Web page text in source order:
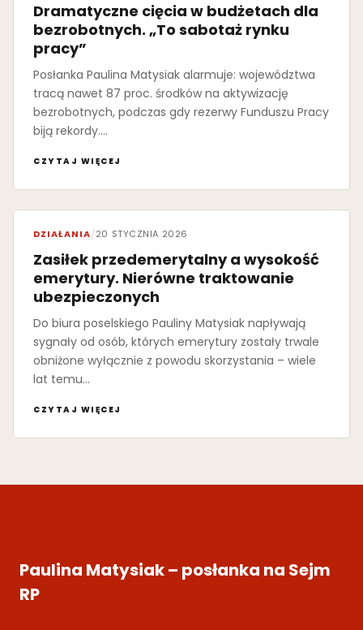
Dramatyczne cięcia w budżetach dla
bezrobotnych. „To sabotaż rynku
pracy”
Posłanka Paulina Matysiak alarmuje: województwa
tracą nawet 87 proc. środków na aktywizację
bezrobotnych, podczas gdy rezerwy Funduszu Pracy
biją rekordy.…
CZYTAJ WIĘCEJ
DZIAŁANIA/20 STYCZNIA 2026
Zasiłek przedemerytalny a wysokość
emerytury. Nierówne traktowanie
ubezpieczonych
Do biura poselskiego Pauliny Matysiak napływają
sygnały od osób, których emerytury zostały trwale
obniżone wyłącznie z powodu skorzystania – wiele
lat temu…
CZYTAJ WIĘCEJ
Paulina Matysiak – posłanka na Sejm
RP